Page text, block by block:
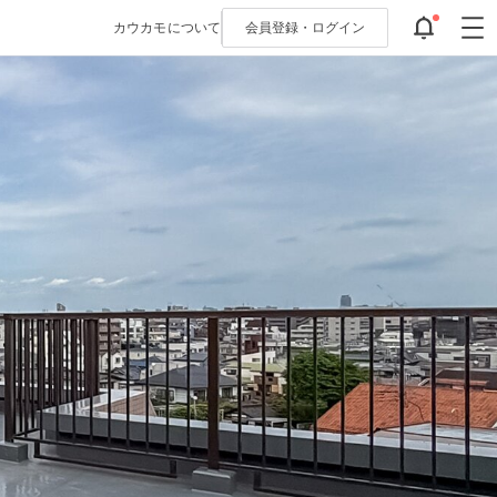
カウカモについて 会員登録・ ログイン